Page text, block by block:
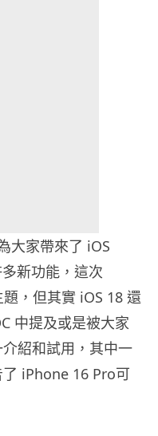
大家帶來了 iOS
新功能，這次
，但其實 iOS 18 還
中提及或是被大家
紹和試用，其中一
iPhone 16 Pro可